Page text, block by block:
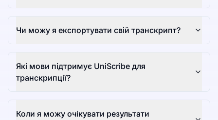
Чи можу я експортувати свій транскрипт?
Які мови підтримує UniScribe для
транскрипції?
Коли я можу очікувати результати